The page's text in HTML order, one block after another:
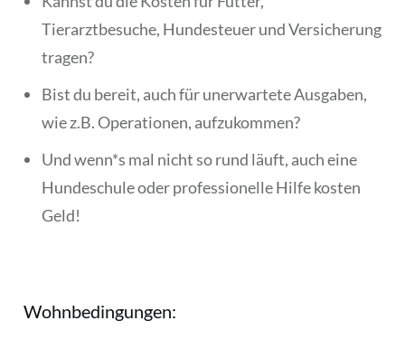
Tierarztbesuche, Hundesteuer und Versicherung
tragen?
Bist du bereit, auch für unerwartete Ausgaben,
wie z.B. Operationen, aufzukommen?
Und wenn*s mal nicht so rund läuft, auch eine
Hundeschule oder professionelle Hilfe kosten
Geld!
Wohnbedingungen: